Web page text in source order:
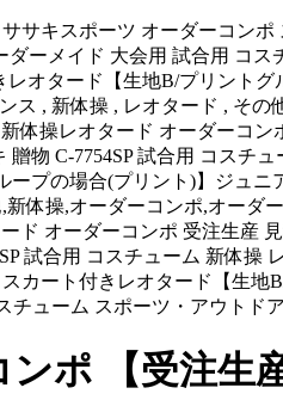
サキスポーツ オーダーコン
ーメイド 大会用 試合用 コ
オタード【生地B/プリント
ス , 新体操 , レオタード ,
体操レオタード オーダーコ
C-7754SP 試合用 コスチ
の場合(プリント)】ジュニ
体操,オーダーコンポ,オーダ
ド オーダーコンポ 受注生産
試合用 コスチューム 新体操
ート付きレオタード【生
ューム スポーツ・アウトド
ポ 【受注生